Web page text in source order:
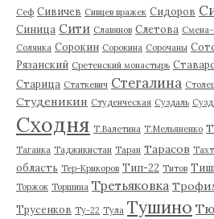
Сеф Сивичев Сивцев вражек Сидоров
Синица Сити Славянов Слетова
Солянка Сорокин Сорокина Сорочаны
Рязанский Сретенский монастырь
Старица Статкевич Стегалина
Студеникин Студенческая Суздаль
Сходня Т.Валетина Т.Мельяненко
Таганка Таджикистан Таран Тарасов
область Тер-Крикоров Тип-22 Титов
Торжок Торшина Третьяковка
Трусенков Ту-22 Тула Тушино